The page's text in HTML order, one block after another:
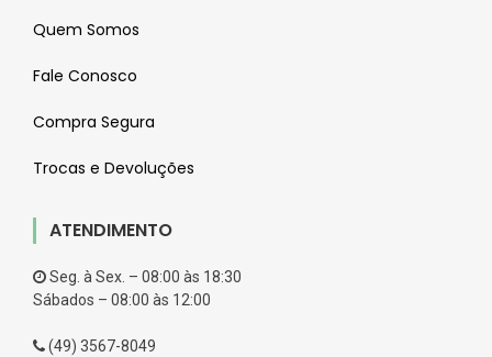
Quem Somos
Fale Conosco
Compra Segura
Trocas e Devoluções
ATENDIMENTO
Seg. à Sex. – 08:00 às 18:30
Sábados – 08:00 às 12:00
(49) 3567-8049